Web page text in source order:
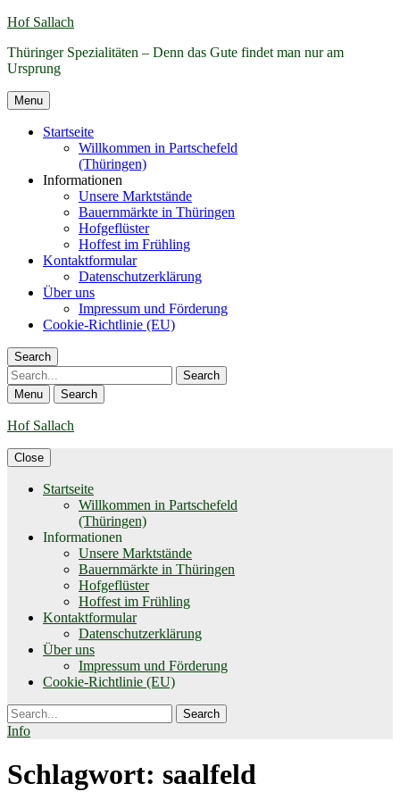
Hof Sallach
Thüringer Spezialitäten – Denn das Gute findet man nur am
Ursprung
Menu
Startseite
Willkommen in Partschefeld
(Thüringen)
Informationen
Unsere Marktstände
Bauernmärkte in Thüringen
Hofgeflüster
Hoffest im Frühling
Kontaktformular
Datenschutzerklärung
Über uns
Impressum und Förderung
Cookie-Richtlinie (EU)
Search
Search
Menu Search
Hof Sallach
Close
Startseite
Willkommen in Partschefeld
(Thüringen)
Informationen
Unsere Marktstände
Bauernmärkte in Thüringen
Hofgeflüster
Hoffest im Frühling
Kontaktformular
Datenschutzerklärung
Über uns
Impressum und Förderung
Cookie-Richtlinie (EU)
Search
Info
Schlagwort: saalfeld